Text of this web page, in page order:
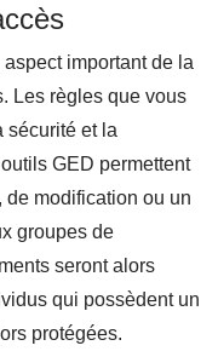
aspect important de la
Les règles que vous
sécurité et la
GED permettent
de modification ou un
groupes de
seront alors
qui possèdent un
protégées.